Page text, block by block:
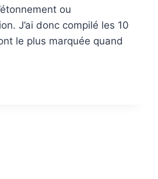
ou
J’ai donc compilé les 10
le plus marquée quand